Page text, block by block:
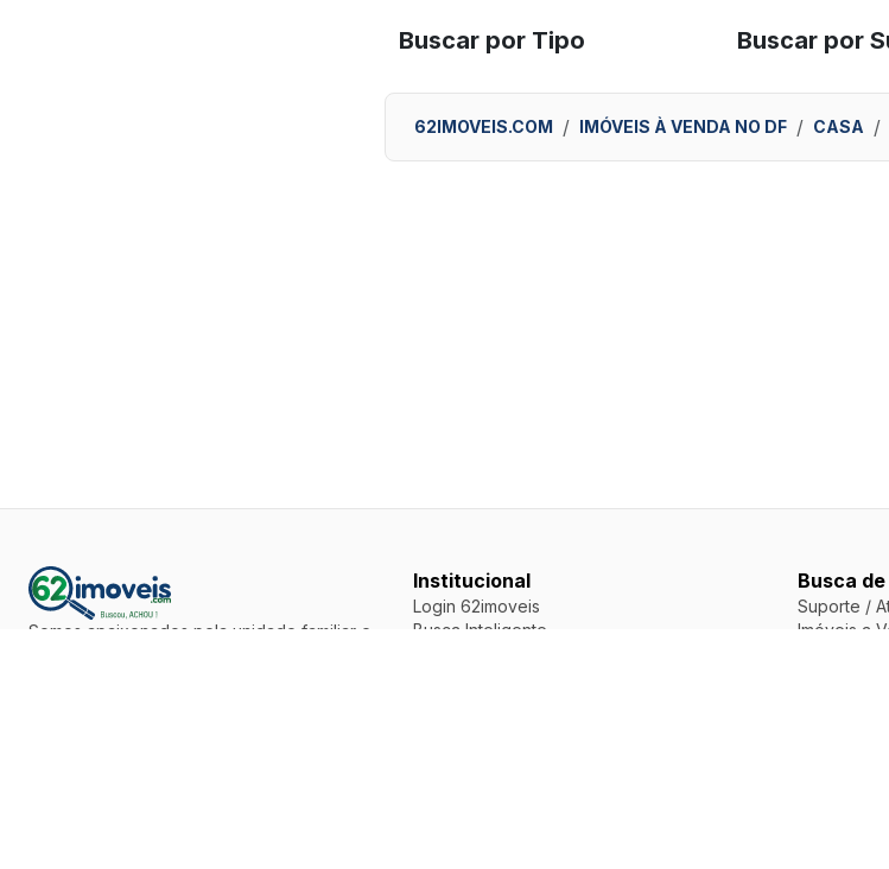
Buscar por Tipo
Buscar por
62IMOVEIS.COM IMÓVEIS À VENDA NO DF CASA
Somos apaixonados pela unidade familiar e
Institucional
Login 62imoveis
Busca Inteligente
Busca
Suporte /
Imóveis a